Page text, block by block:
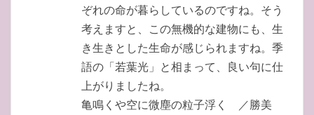
ぞれの命が暮らしているのですね。そう
考えますと、この無機的な建物にも、生
き生きとした生命が感じられますね。季
語の「若葉光」と相まって、良い句に仕
上がりましたね。
亀鳴くや空に微塵の粒子浮く ／勝美